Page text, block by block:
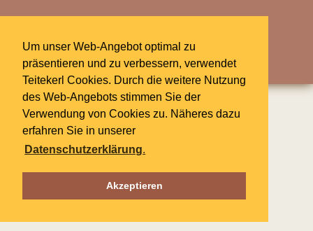
Um unser Web-Angebot optimal zu
präsentieren und zu verbessern, verwendet
Teitekerl Cookies. Durch die weitere Nutzung
des Web-Angebots stimmen Sie der
Verwendung von Cookies zu. Näheres dazu
erfahren Sie in unserer
Datenschutzerklärung.
Akzeptieren